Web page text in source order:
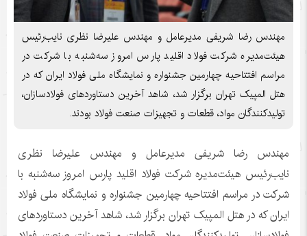
مهندس رضا شریفی مدیرعامل و مهندس علیرضا نظری نایب‌رئیس
هیئت‌مدیره شرکت فولاد اقلید پارس امروز سه‌شنبه با شرکت در
مراسم افتتاحیه چهارمین جشنواره و نمایشگاه ملی فولاد ایران که در
هتل المپیک تهران برگزار شد، شاهد آخرین دستاوردهای فولادسازان،
تولیدکنندگان مواد، قطعات و تجهیزات صنعت فولاد بودند.
مهندس رضا شریفی مدیرعامل و مهندس علیرضا نظری
نایب‌رئیس هیئت‌مدیره شرکت فولاد اقلید پارس امروز سه‌شنبه با
شرکت در مراسم افتتاحیه چهارمین جشنواره و نمایشگاه ملی فولاد
ایران که در هتل المپیک تهران برگزار شد، شاهد آخرین دستاوردهای